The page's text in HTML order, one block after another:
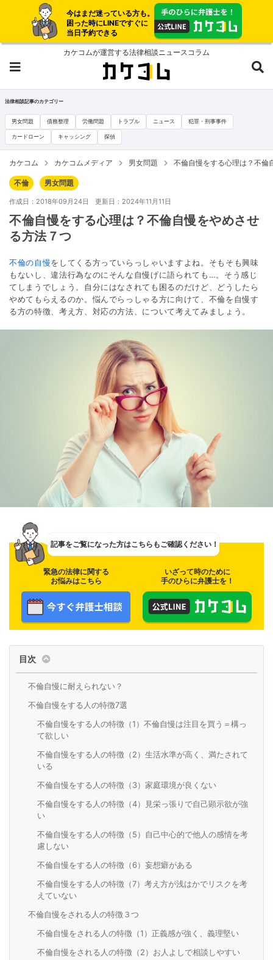
今はまだ迷っている方も。
困った時にLINEですぐに
当日予約できる
カケコムが運営する法律相談ニュースコラム
法律相談記事のカテゴリー
男女問題 債務整理 労働問題 トラブル ニュース 犯罪・刑事事件
カードローン キャッシング 探偵
カケコム カケコムメディア 男女問題 不倫自慢をする心理は？不倫
不倫 男女問題
作成日：2018年09月24日 更新日：2024年11月11日
不倫自慢をする心理は？不倫自慢をやめさせ
る方法７つ
不倫の自慢をしてくる方っていらっしゃいますよね。そもそも興味
もないし、違法行為なのにそんな自慢げに語られても…。そう感じ
てしまうでしょう。自分にはなされても困るのだけど、どうしたら
やめてもらえるのか。悩んでらっしゃる方に向けて、不倫を自慢す
る方の特徴、考え方、対応の方法、について考えてみましょう。
記事をご覧になった方はこちらもご確認ください！
緊急の法律に関する
お悩みはこちら
いざって時のために
手のひらに弁護士を！
目次
不倫自慢に耐えられない？
不倫自慢をする人の特徴7選
不倫自慢をする人の特徴（1）不倫自慢は注目を買う＝構っ
て欲しい
不倫自慢をする人の特徴（2）生活水準が高く、満たされて
いる
不倫自慢をする人の特徴（3）家庭環境が良くない
不倫自慢をする人の特徴（4）見栄っ張りで自己顕示欲が強
い
不倫自慢をする人の特徴（5）自己中心的で他人の感情を考
慮しない
不倫自慢をする人の特徴（6）妄想癖がある
不倫自慢をする人の特徴（7）考え方が浅はかでリスクを考
えていない
不倫自慢をされる人の特徴３つ
不倫自慢をされる人の特徴（1）正義感が強く、義理堅い
不倫自慢をされる人の特徴（2）お人よしで相談しやすい